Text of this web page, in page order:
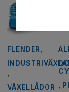
FLENDER
VÄXELLÅDOR